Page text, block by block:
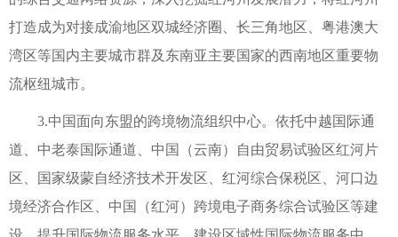
打造成为对接成渝地区双城经济圈、长三角地区、粤港澳大
湾区等国内主要城市群及东南亚主要国家的西南地区重要物
流枢纽城市。
3.中国面向东盟的跨境物流组织中心。依托中越国际通
道、中老泰国际通道、中国（云南）自由贸易试验区红河片
区、国家级蒙自经济技术开发区、红河综合保税区、河口边
境经济合作区、中国（红河）跨境电子商务综合试验区等建